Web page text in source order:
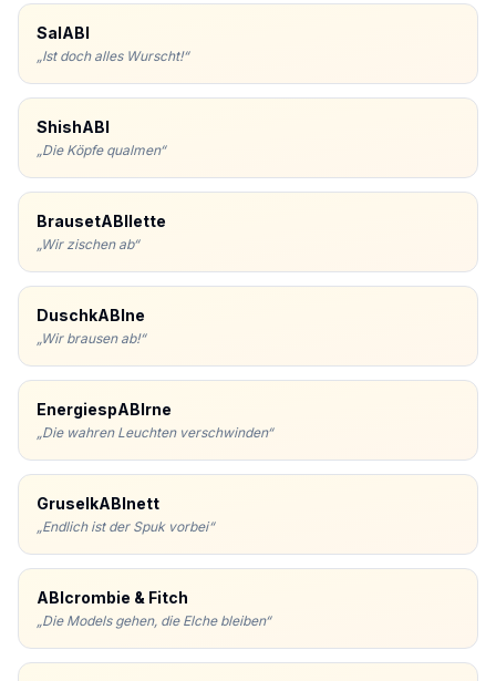
SalABI
„Ist doch alles Wurscht!“
ShishABI
„Die Köpfe qualmen“
BrausetABIlette
„Wir zischen ab“
DuschkABIne
„Wir brausen ab!“
EnergiespABIrne
„Die wahren Leuchten verschwinden“
GruselkABInett
„Endlich ist der Spuk vorbei“
ABIcrombie & Fitch
„Die Models gehen, die Elche bleiben“